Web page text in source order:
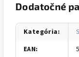
Dodatočné
Kategória:
EAN: